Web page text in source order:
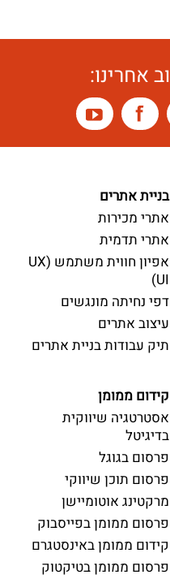
אחרינו:
בניית אתרים
אתרי מכירות
אתרי תדמית
אפיון חווית משתמש (UX
UI)
דפי נחיתה מונגשים
עיצוב אתרים
תיק עבודות בניית אתרים
קידום ממומן
אסטרטגיה שיווקית
בדיגיטל
פרסום בגוגל
פרסום תוכן שיווקי
מרקטינג אוטומיישן
פרסום ממומן בפייסבוק
קידום ממומן באינסטגרם
פרסום ממומן בטיקטוק